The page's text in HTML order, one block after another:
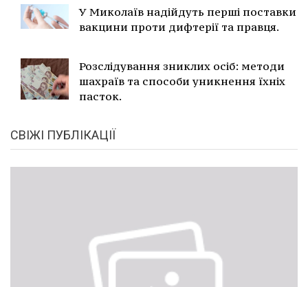
У Миколаїв надійдуть перші поставки
вакцини проти дифтерії та правця.
Розслідування зниклих осіб: методи
шахраїв та способи уникнення їхніх
пасток.
СВІЖІ ПУБЛІКАЦІЇ